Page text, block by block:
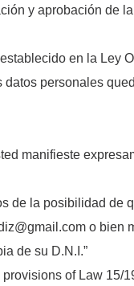
y aprobación de
en la Ley
datos personales
manifieste
de la posibilidad de
o bien
de su D.N.I.”
of Law 15/